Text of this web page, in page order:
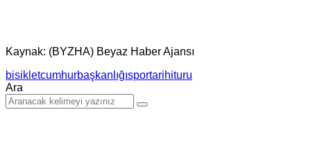
Kaynak: (BYZHA) Beyaz Haber Ajansı
bisikletcumhurbaşkanlığısportarihituru
Ara